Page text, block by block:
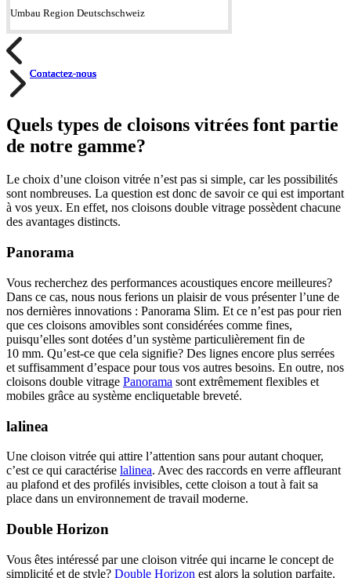
Contactez-nous
Contactez-nous
Contactez-nous
Umbau Region Deutschschweiz
Contactez-nous
Quels types de cloisons vitrées font partie
de notre gamme?
Le choix d’une cloison vitrée n’est pas si simple, car les possibilités
sont nombreuses. La question est donc de savoir ce qui est important
à vos yeux. En effet, nos cloisons double vitrage possèdent chacune
des avantages distincts.
Panorama
Vous recherchez des performances acoustiques encore meilleures?
Dans ce cas, nous nous ferions un plaisir de vous présenter l’une de
nos dernières innovations : Panorama Slim. Et ce n’est pas pour rien
que ces cloisons amovibles sont considérées comme fines,
puisqu’elles sont dotées d’un système particulièrement fin de
10 mm. Qu’est-ce que cela signifie? Des lignes encore plus serrées
et suffisamment d’espace pour tous vos autres besoins. En outre, nos
cloisons double vitrage Panorama sont extrêmement flexibles et
mobiles grâce au système encliquetable breveté.
lalinea
Une cloison vitrée qui attire l’attention sans pour autant choquer,
c’est ce qui caractérise lalinea. Avec des raccords en verre affleurant
au plafond et des profilés invisibles, cette cloison a tout à fait sa
place dans un environnement de travail moderne.
Double Horizon
Vous êtes intéressé par une cloison vitrée qui incarne le concept de
simplicité et de style? Double Horizon est alors la solution parfaite.